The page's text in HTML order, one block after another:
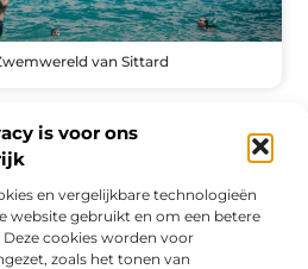
is voor ons
en vergelijkbare technologieën
website gebruikt en om een betere
cookies worden voor
zoals het tonen van
van Sittard
WINKELEN